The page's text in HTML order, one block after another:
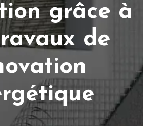
grâce à
de